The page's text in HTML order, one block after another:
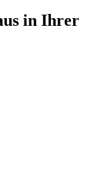
in Ihrer